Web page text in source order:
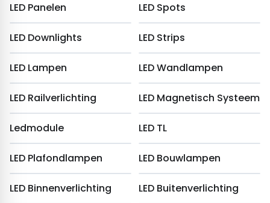
LED Panelen LED Spots
LED Downlights LED Strips
LED Lampen LED Wandlampen
LED Railverlichting LED Magnetisch Systeem
Ledmodule LED TL
LED Plafondlampen LED Bouwlampen
LED Binnenverlichting LED Buitenverlichting